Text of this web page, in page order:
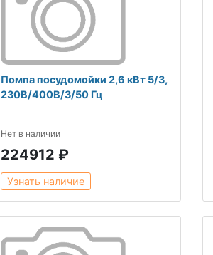
Помпа посудомойки 2,6 кВт 5/3,
230В/400В/3/50 Гц
Нет в наличии
224912 ₽
Узнать наличие